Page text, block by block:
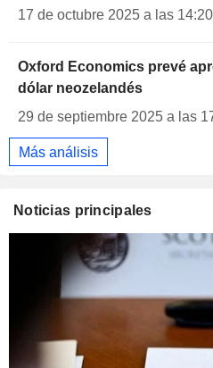
17 de octubre 2025 a las 14:20
Oxford Economics prevé
dólar neozelandés
29 de septiembre 2025 a las
Más análisis
Noticias principales